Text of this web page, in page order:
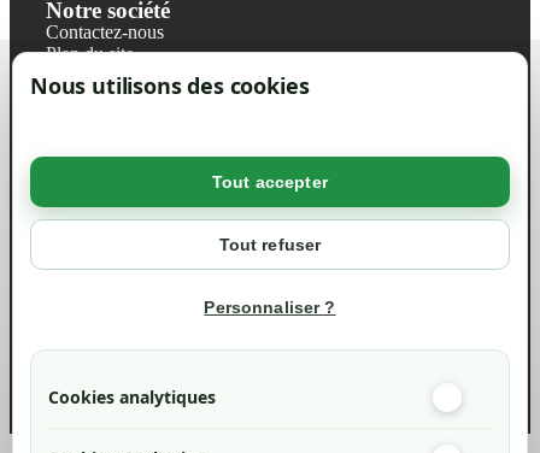
Nous utilisons des cookies
Tout accepter
Tout refuser
Personnaliser ?
Cookies analytiques
Notre société
Contactez-nous
Plan du site
Magasin
Mentions légales
Politique de confidentialité RGPD
Votre compte
info@green-tech-shop.com